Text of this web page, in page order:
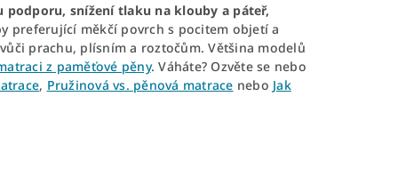
podporu, snížení tlaku na klouby a páteř,
preferující měkčí povrch s pocitem objetí a
prachu, plísním a roztočům. Většina modelů
z paměťové pěny. Váháte? Ozvěte se nebo
, Pružinová vs. pěnová matrace nebo Jak